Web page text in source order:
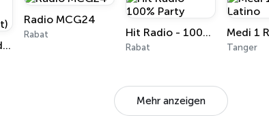
Adwaafm 4 (Adwaa FM 4 Children's Light)
Radio MCG24
Rabat Hit Radio - 100% Party
Rabat Tanger
Mehr anzeigen